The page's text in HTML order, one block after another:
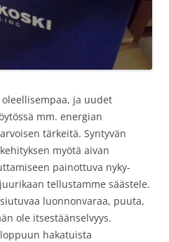
ja uudet
mm. energian
tärkeitä. Syntyvän
myötä aivan
painottuva nyky-
tellustamme säästele.
luonnonvaraa, puuta,
ole itsestäänselvyys.
hakatuista